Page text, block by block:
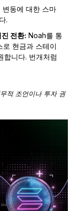
변동에 대한 스마
.
전환: Noah를 통
현금과 스테이
합니다. 번개처럼
적 조언이나 투자 권